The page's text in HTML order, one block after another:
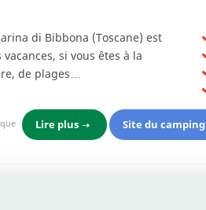
di Bibbona (Toscane) est
si vous êtes à la
de plages…
Lire plus Site du camping